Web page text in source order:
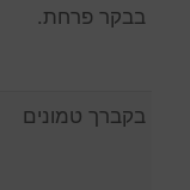
בבקר פרחת.
בקברך טמונים